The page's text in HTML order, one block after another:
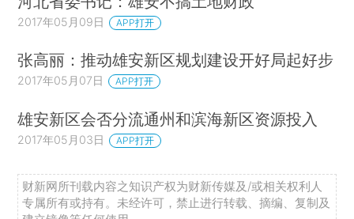
2017年05月09日 APP打开
张高丽：推动雄安新区规划建设开好局起好步
2017年05月07日 APP打开
雄安新区会否分流通州和滨海新区资源投入
2017年05月03日 APP打开
财新网所刊载内容之知识产权为财新传媒及/或相关权利人
专属所有或持有。未经许可，禁止进行转载、摘编、复制及